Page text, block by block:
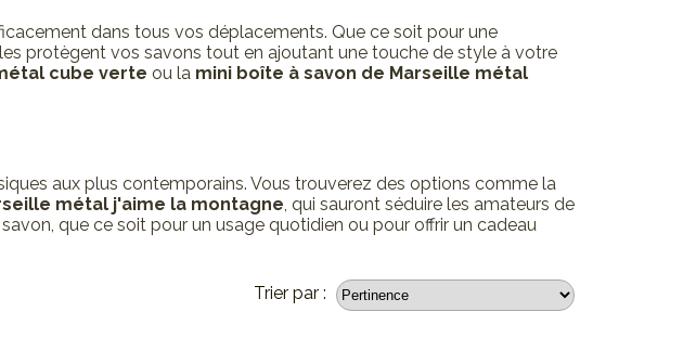
dans tous vos déplacements. Que ce soit pour une
protègent vos savons tout en ajoutant une touche de style à votre
cube verte ou la mini boîte à savon de Marseille métal
aux plus contemporains. Vous trouverez des options comme la
métal j'aime la montagne, qui sauront séduire les amateurs de
que ce soit pour un usage quotidien ou pour offrir un cadeau
Trier par :